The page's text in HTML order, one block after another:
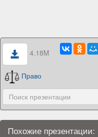
4.18M
Право
Похожие презентации: